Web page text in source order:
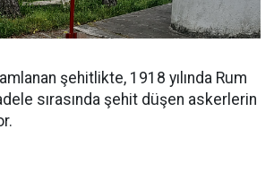
şehitlikte, 1918 yılında Rum
sırasında şehit düşen askerlerin